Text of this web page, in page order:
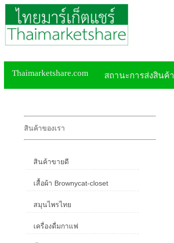
Thaimarketshare.com สถานะการส่งสินค้า
สินค้าของเรา
สินค้าขายดี
เสื้อผ้า Brownycat-closet
สมุนไพรไทย
เครื่องดื่มกาแฟ